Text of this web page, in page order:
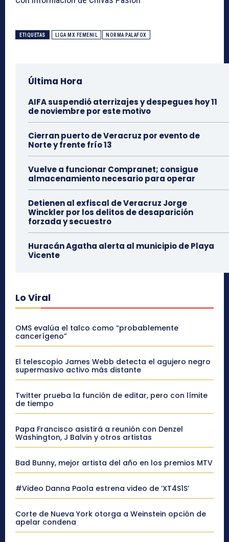
ETIQUETAS LIGA MX FEMENIL NORMA PALAFOX
Última Hora
AIFA suspendió aterrizajes y despegues hoy 11
de noviembre por este motivo
Cierran puerto de Veracruz por evento de
Norte y frente frío 13
Vuelve a funcionar Compranet; consigue
almacenamiento necesario para operar
Detienen al exfiscal de Veracruz Jorge
Winckler por los delitos de desaparición
forzada y secuestro
Huracán Agatha alerta al municipio de Playa
Vicente
Lo Viral
OMS evalúa el talco como “probablemente
cancerígeno”
El telescopio James Webb detecta el agujero negro
supermasivo activo más distante
Twitter prueba la función de editar, pero con límite
de tiempo
Papa Francisco asistirá a reunión con Denzel
Washington, J Balvin y otros artistas
Bad Bunny, mejor artista del año en los premios MTV
#Video Danna Paola estrena video de ‘XT4S1S’
Corte de Nueva York otorga a Weinstein opción de
apelar condena